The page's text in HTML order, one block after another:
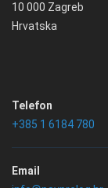
10 000 Zagreb
Hrvatska
Telefon
+385 1 6184 780
Email